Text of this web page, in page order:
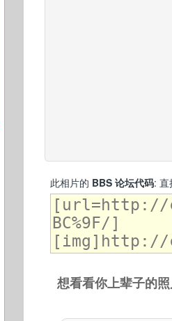
此相片的 BBS 论坛代码: 直
想看看你上辈子的